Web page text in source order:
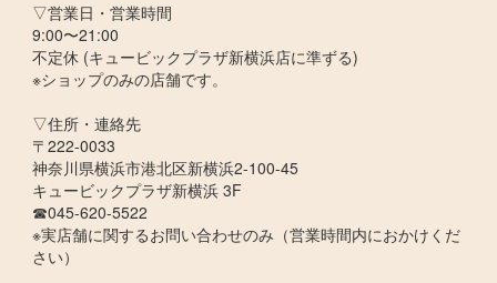
▽営業日・営業時間
9:00〜21:00
不定休 (キュービックプラザ新横浜店に準ずる)
※ショップのみの店舗です。
▽住所・連絡先
〒222-0033
神奈川県横浜市港北区新横浜2-100-45
キュービックプラザ新横浜 3F
☎045-620-5522
※実店舗に関するお問い合わせのみ（営業時間内におかけくだ
さい）